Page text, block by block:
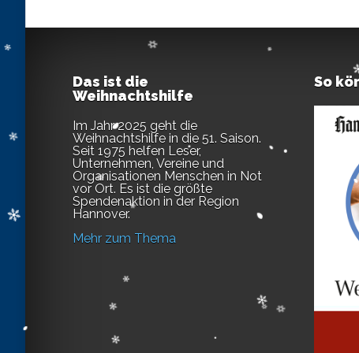
Das ist die
Weihnachtshilfe
Im Jahr 2025 geht die
Weihnachtshilfe in die 51. Saison.
Seit 1975 helfen Leser,
Unternehmen, Vereine und
Organisationen Menschen in Not
vor Ort. Es ist die größte
Spendenaktion in der Region
Hannover.
Mehr zum Thema
So